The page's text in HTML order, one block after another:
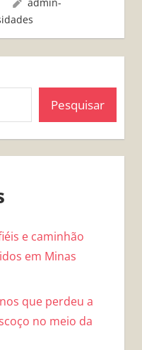
Pesquisar
e caminhão
em Minas
que perdeu a
no meio da